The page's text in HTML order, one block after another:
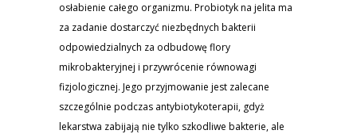
osłabienie całego organizmu. Probiotyk na jelita ma
za zadanie dostarczyć niezbędnych bakterii
odpowiedzialnych za odbudowę flory
mikrobakteryjnej i przywrócenie równowagi
fizjologicznej. Jego przyjmowanie jest zalecane
szczególnie podczas antybiotykoterapii, gdyż
lekarstwa zabijają nie tylko szkodliwe bakterie, ale